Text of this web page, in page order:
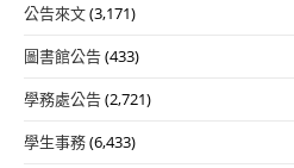
公告來文(3,171)
圖書館公告(433)
學務處公告(2,721)
學生事務(6,433)